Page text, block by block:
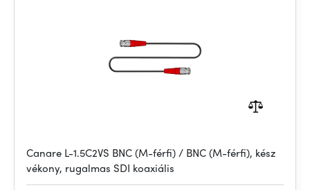
Canare L-1.5C2VS BNC (M-férfi) / BNC (M-férfi), kész
vékony, rugalmas SDI koaxiális